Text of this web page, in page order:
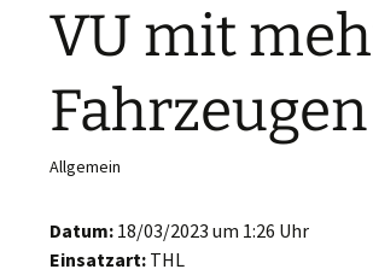
Atemschutz
Kinderfeuerwehr
Historische
Dorfordnung von
VU mit
Fahrzeugen
Allgemein
Datum: 18/03/2023 um 1:26 Uhr
Einsatzart: THL